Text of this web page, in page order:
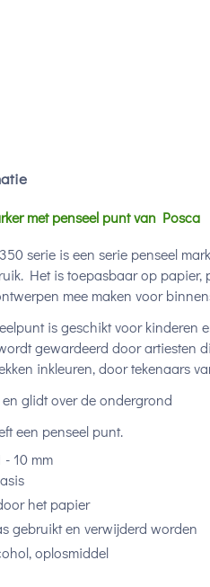
met penseel punt van Posca
serie is een serie penseel
Het is toepasbaar op papier,
mee maken voor
is geschikt voor kinderen
gewardeerd door artiesten
inkleuren, door tekenaars
glidt over de ondergrond
een penseel punt.
- 10 mm
het papier
gebruikt en verwijderd worden
oplosmiddel